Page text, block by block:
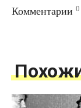
Комментарии 0